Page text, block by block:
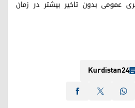
عمومی بدون تاخیر بیشتر در زمان
Kurdistan24